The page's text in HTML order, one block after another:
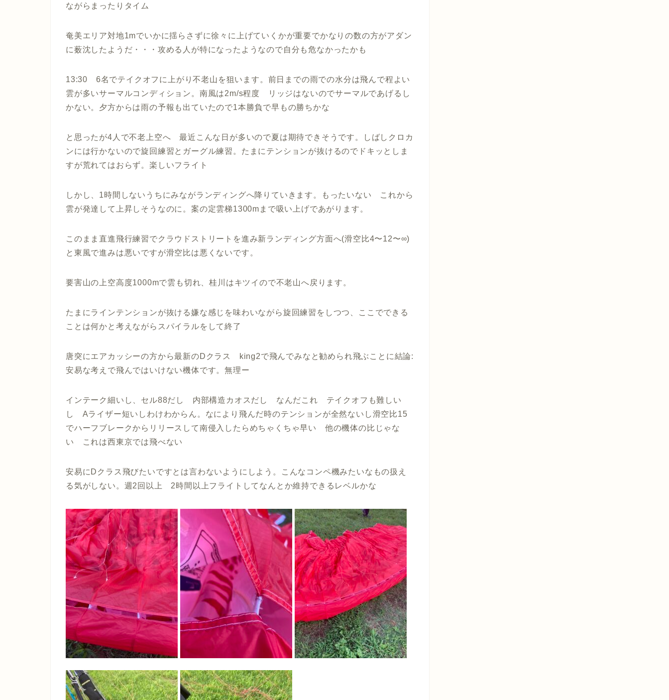
ながらまったりタイム
奄美エリア対地1mでいかに揺らさずに徐々に上げていくかが重要でかなりの数の方がアダン
に薮沈したようだ・・・攻める人が特になったようなので自分も危なかったかも
13:30 6名でテイクオフに上がり不老山を狙います。前日までの雨での水分は飛んで程よい
雲が多いサーマルコンディション。南風は2m/s程度 リッジはないのでサーマルであげるし
かない。夕方からは雨の予報も出ていたので1本勝負で早もの勝ちかな
と思ったが4人で不老上空へ 最近こんな日が多いので夏は期待できそうです。しばしクロカ
ンには行かないので旋回練習とガーグル練習。たまにテンションが抜けるのでドキッとしま
すが荒れてはおらず。楽しいフライト
しかし、1時間しないうちにみながランディングへ降りていきます。もったいない これから
雲が発達して上昇しそうなのに。案の定雲梯1300mまで吸い上げであがります。
このまま直進飛行練習でクラウドストリートを進み新ランディング方面へ(滑空比4〜12〜∞)
と東風で進みは悪いですが滑空比は悪くないです。
要害山の上空高度1000mで雲も切れ、桂川はキツイので不老山へ戻ります。
たまにラインテンションが抜ける嫌な感じを味わいながら旋回練習をしつつ、ここでできる
ことは何かと考えながらスパイラルをして終了
唐突にエアカッシーの方から最新のDクラス king2で飛んでみなと勧められ飛ぶことに結論:
安易な考えで飛んではいけない機体です。無理ー
インテーク細いし、セル88だし 内部構造カオスだし なんだこれ テイクオフも難しい
し Aライザー短いしわけわからん。なにより飛んだ時のテンションが全然ないし滑空比15
でハーフブレークからリリースして南侵入したらめちゃくちゃ早い 他の機体の比じゃな
い これは西東京では飛べない
安易にDクラス飛びたいですとは言わないようにしよう。こんなコンペ機みたいなもの扱え
る気がしない。週2回以上 2時間以上フライトしてなんとか維持できるレベルかな